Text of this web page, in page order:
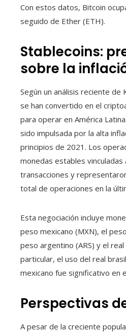
Con estos datos, Bitcoin
seguido de Ether (ETH).
Stablecoins:
sobre la
Según un análisis reciente de
se han convertido en el
para operar en América
sido impulsada por la alta
principios de 2021. Los
monedas estables
transacciones y
total de operaciones en la
Esta negociación incluye
peso mexicano (MXN), el
peso argentino (ARS) y el real
particular, el uso del real
mexicano fue significativo en
Perspectivas
A pesar de la creciente